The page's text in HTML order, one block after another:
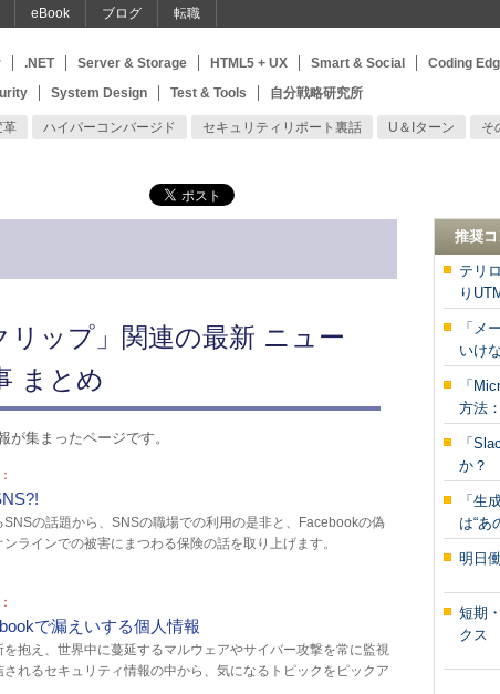
eBook ブログ 転職
.NET Server & Storage HTML5 + UX Smart & Social Coding
System Design Test & Tools 自分戦略研究所
革 ハイパーコンバージド セキュリティリポート裏話 U＆Iターン そ
リップ」関連の最新 ニュー
まとめ
が集まったページです。
の話題から、SNSの職場での利用の是非と、Facebookの偽
ラインでの被害にまつわる保険の話を取り上げます。
で漏えいする個人情報
抱え、世界中に蔓延するマルウェアやサイバー攻撃を常に監視
れるセキュリティ情報の中から、気になるトピックをピックア
推奨
テリ
り
「メ
いけ
「
方法
「
か？
「生
は“あ
明日
短期
クス